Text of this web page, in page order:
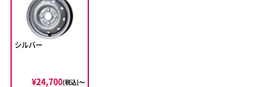
シルバー
¥24,700(税込)〜